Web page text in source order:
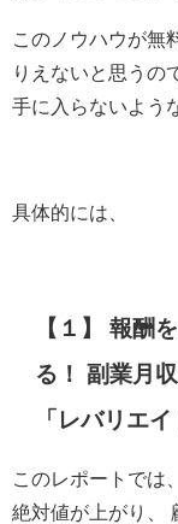
このノウハウが無
りえないと思うの
手に入らないよう
具体的には、
【１】 報酬
る！ 副業月
「レバリエ
このレポートでは
絶対値が上がり、